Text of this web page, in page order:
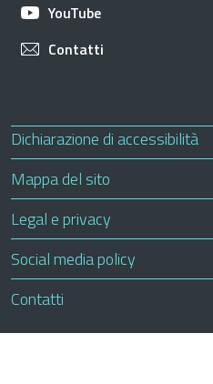
YouTubeApre in una nuova
Contatti
Small prints
Useful links
Dichiarazione di accessibilità
Mappa del sito
Legal e privacy
Social media policy
Contatti